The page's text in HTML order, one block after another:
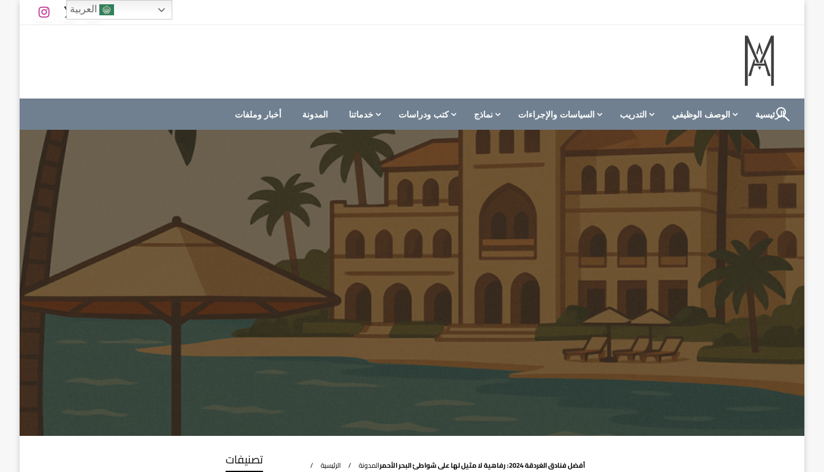
M A hotels | إم ايه هوتيلز
الموقع الأول للعاملين في الفنادق في العالم العربي
الرئيسية الوصف الوظيفي التدريب السياسات والإجراءات نماذج كتب ودراسات خدماتنا المدونة أخبار وملفات
الرئيسية المدونة أفضل فنادق الغردقة 2024: رفاهية لا مثيل لها على شواطئ البحر الأحمر تصنيفات
العربية